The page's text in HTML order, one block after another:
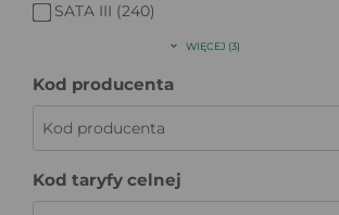
SATA III (240)
WIĘCEJ (3)
Kod producenta
Kod taryfy celnej